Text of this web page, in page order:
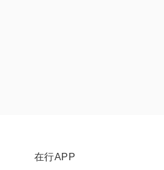
在行APP